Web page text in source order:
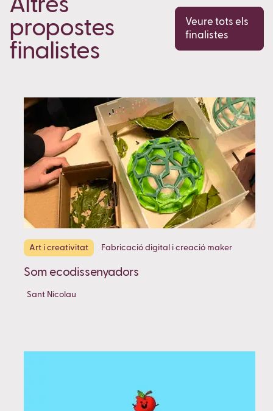
Altres
propostes
finalistes
Veure tots els
finalistes
Art i creativitat Fabricació digital i creació maker
Som ecodissenyadors
Sant Nicolau